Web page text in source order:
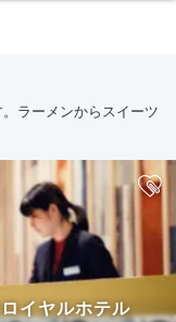
ラーメンからスイーツ
イヤルホテル